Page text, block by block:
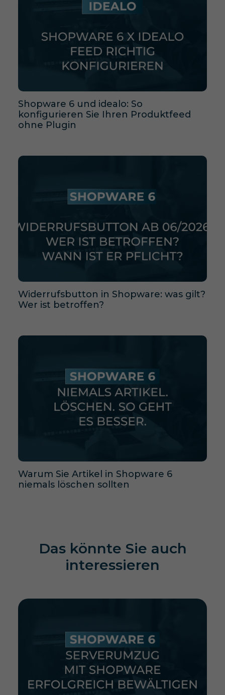
Shopware 6 und idealo: So
konfigurieren Sie Ihren Produktfeed
ohne Plugin
Widerrufsbutton in Shopware: was gilt?
Wer ist betroffen?
Warum Sie Artikel in Shopware 6
niemals löschen sollten
Das könnte Sie auch
interessieren